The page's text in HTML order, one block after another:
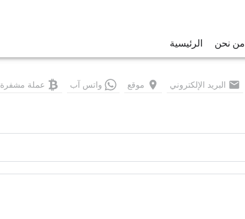
الرئيسية من نحن
البريد الإلكتروني موقع واتس آب عملة مشفرة